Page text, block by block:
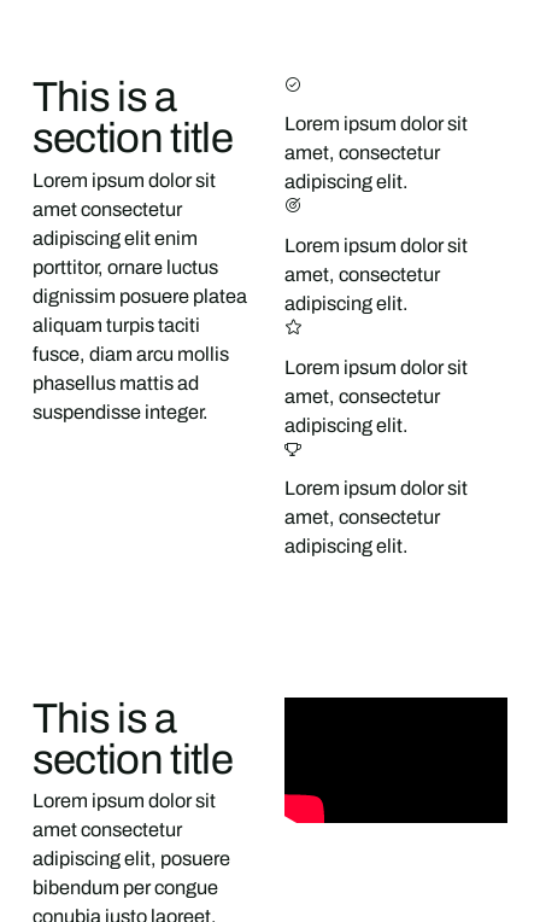
This is a
section title
Lorem ipsum dolor sit
amet consectetur
adipiscing elit enim
porttitor, ornare luctus
dignissim posuere platea
aliquam turpis taciti
fusce, diam arcu mollis
phasellus mattis ad
suspendisse integer.
Lorem ipsum dolor sit
amet, consectetur
adipiscing elit.
Lorem ipsum dolor sit
amet, consectetur
adipiscing elit.
Lorem ipsum dolor sit
amet, consectetur
adipiscing elit.
Lorem ipsum dolor sit
amet, consectetur
adipiscing elit.
This is a
section title
Lorem ipsum dolor sit
amet consectetur
adipiscing elit, posuere
bibendum per congue
conubia justo laoreet,